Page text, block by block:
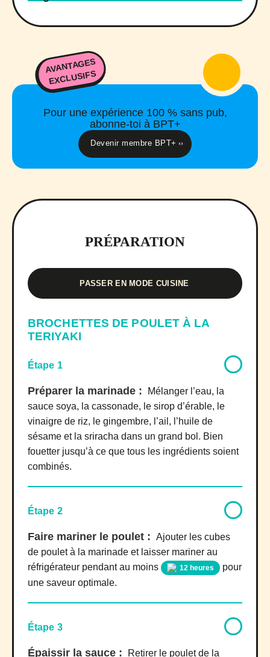
AVANTAGES
EXCLUSIFS
Pour une expérience 100 % sans pub,
abonne-toi à BPT+
Devenir membre BPT+
PRÉPARATION
PASSER EN MODE CUISINE
BROCHETTES DE POULET À LA
TERIYAKI
Étape 1
Préparer la marinade :
Mélanger l’eau, la
sauce soya, la cassonade, le sirop d’érable, le
vinaigre de riz, le gingembre, l’ail, l’huile de
sésame et la sriracha dans un grand bol. Bien
fouetter jusqu’à ce que tous les ingrédients soient
combinés.
Étape 2
Faire mariner le poulet : Ajouter les cubes
de poulet à la marinade et laisser mariner au
réfrigérateur pendant au moins
12 heures
pour
une saveur optimale.
Étape 3
Épaissir la sauce : Retirer le poulet de la